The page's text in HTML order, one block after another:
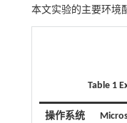
本文实验的主要环境
Table 1
操作系统